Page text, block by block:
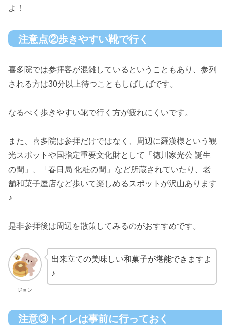
よ！
注意点②歩きやすい靴で行く
喜多院では参拝客が混雑しているということもあり、参列
される方は30分以上待つこともしばしばです。
なるべく歩きやすい靴で行く方が疲れにくいです。
また、喜多院は参拝だけではなく、周辺に羅漢様という観
光スポットや国指定重要文化財として「徳川家光公 誕生
の間」、「春日局 化粧の間」など所蔵されていたり、老
舗和菓子屋店など歩いて楽しめるスポットが沢山あります
♪
是非参拝後は周辺を散策してみるのがおすすめです。
ジョン
出来立ての美味しい和菓子が堪能できますよ
♪
注意③トイレは事前に行っておく